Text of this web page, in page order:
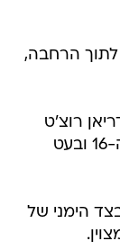
לתוך הרחבה,
רוצ'ט
דהר קדימה אבל איבד מהירות על קו ה-16 ובעט
בצד הימני של